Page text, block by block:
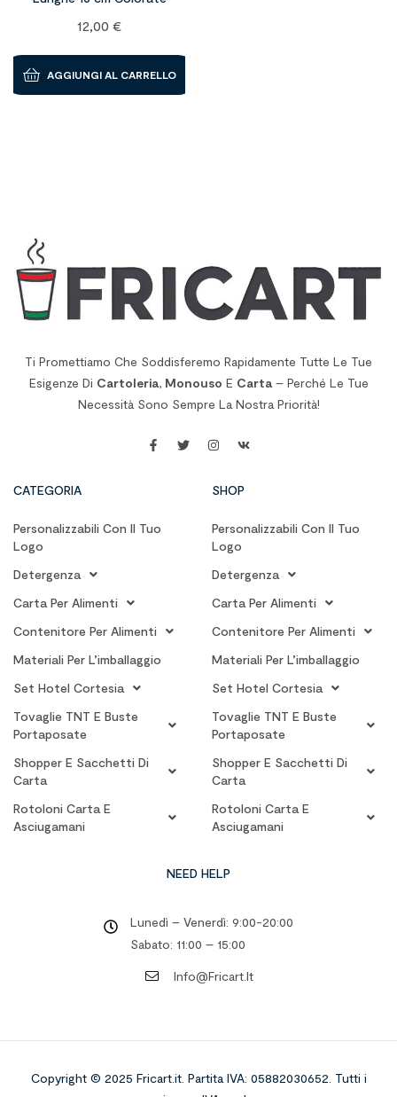
12,00 €
AGGIUNGI AL CARRELLO
Ti Promettiamo Che Soddisferemo Rapidamente Tutte Le Tue
Esigenze Di Cartoleria, Monouso E Carta– Perché Le Tue
Necessità Sono Sempre La Nostra Priorità!
CATEGORIA
Personalizzabili Con Il Tuo
Logo
Detergenza
Carta Per Alimenti
Contenitore Per Alimenti
Materiali Per L’imballaggio
Set Hotel Cortesia
Tovaglie TNT E Buste
Portaposate
Shopper E Sacchetti Di
Carta
Rotoloni Carta E
Asciugamani
SHOP
Personalizzabili Con Il Tuo
Logo
Detergenza
Carta Per Alimenti
Contenitore Per Alimenti
Materiali Per L’imballaggio
Set Hotel Cortesia
Tovaglie TNT E Buste
Portaposate
Shopper E Sacchetti Di
Carta
Rotoloni Carta E
Asciugamani
NEED HELP
Lunedì – Venerdì: 9:00-20:00
Sabato: 11:00 – 15:00
Info@fricart.it
Copyright © 2025 Fricart.it. Partita IVA: 05882030652. Tutti i